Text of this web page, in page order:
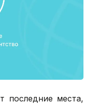
последние места,